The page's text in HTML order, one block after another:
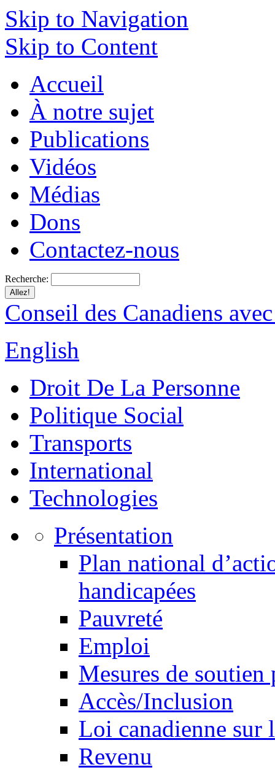
Skip to Navigation
Skip to Content
Accueil
À notre sujet
Publications
Vidéos
Médias
Dons
Contactez-nous
Recherche:
Conseil des Canadiens
English
Droit De La Personne
Politique Social
Transports
International
Technologies
Présentation
Plan national
handicapées
Pauvreté
Emploi
Mesures de soutien
Accès/Inclusion
Loi canadienne sur
Revenu